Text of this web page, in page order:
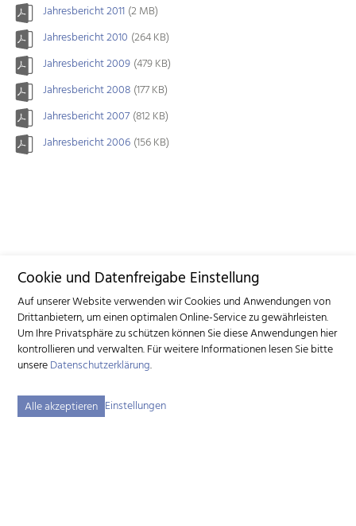
Jahresbericht 2011 (2 MB)
Jahresbericht 2010 (264 KB)
Jahresbericht 2009 (479 KB)
Jahresbericht 2008 (177 KB)
Jahresbericht 2007 (812 KB)
Jahresbericht 2006 (156 KB)
Cookie und Datenfreigabe Einstellung
Auf unserer Website verwenden wir Cookies und Anwendungen von
Drittanbietern, um einen optimalen Online-Service zu gewährleisten.
Um Ihre Privatsphäre zu schützen können Sie diese Anwendungen hier
kontrollieren und verwalten.Für weitere Informationen lesen Sie bitte
unsereDatenschutzerklärung.
Alle akzeptieren Einstellungen